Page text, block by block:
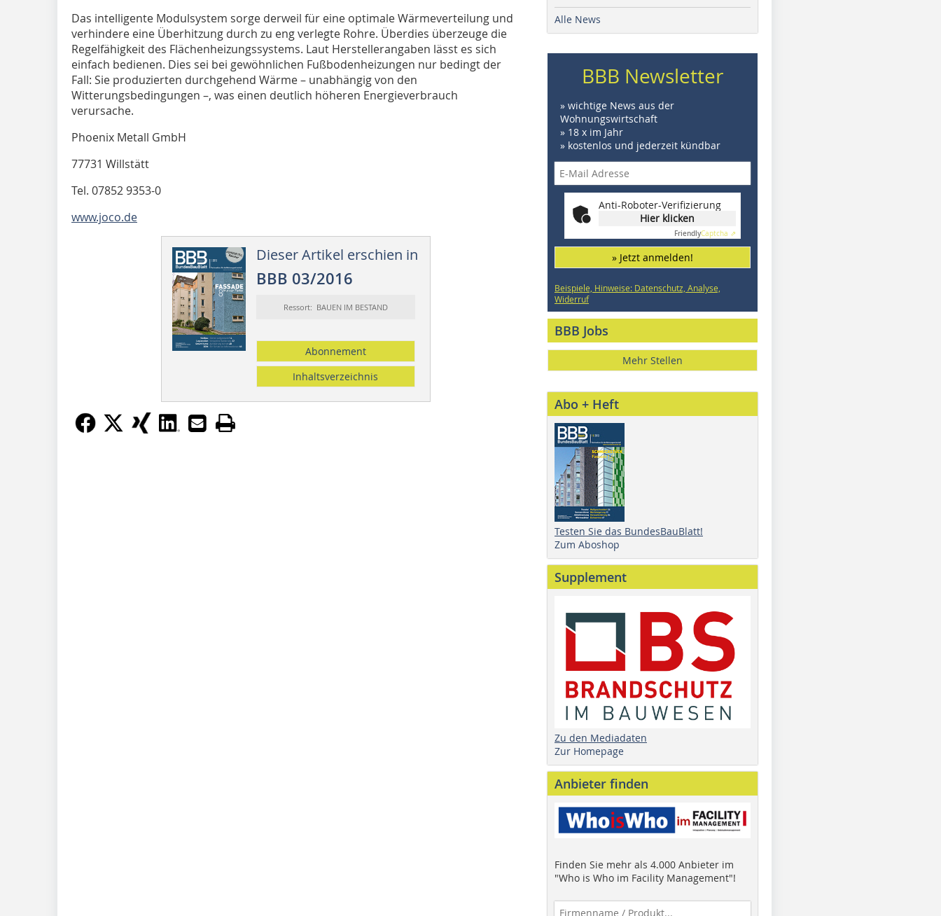
Das intelligente Modulsystem sorge derweil für eine optimale Wärmeverteilung und
verhindere eine Überhitzung durch zu eng verlegte Rohre. Überdies überzeuge die
Regelfähigkeit des Flächenheizungssystems. Laut Herstellerangaben lässt es sich
einfach bedienen. Dies sei bei ge­­­­­wöhnlichen Fußbodenheizungen nur bedingt der
Fall: Sie produzierten durchgehend Wärme – unabhängig von den
Witterungsbedingungen –, was einen deutlich höheren Energieverbrauch
verursache.
Phoenix Metall GmbH
77731 Willstätt
Tel. 07852 9353-0
www.joco.de
Dieser Artikel erschien in
BBB 03/2016
Ressort: BAUEN IM BESTAND
Abonnement
Inhaltsverzeichnis
Alle News
BBB Newsletter
» wichtige News aus der
Wohnungswirtschaft
» 18 x im Jahr
» kostenlos und jederzeit kündbar
Anti-Roboter-Verifizierung
Hier klicken
FriendlyCaptcha ⇗
» Jetzt anmelden!
Beispiele, Hinweise: Datenschutz, Analyse,
Widerruf
BBB Jobs
Mehr Stellen
Abo + Heft
Testen Sie das BundesBauBlatt!
Zum Aboshop
Supplement
Zu den Mediadaten
Zur Homepage
Anbieter finden
Finden Sie mehr als 4.000 Anbieter im
"Who is Who im Facility Management"!